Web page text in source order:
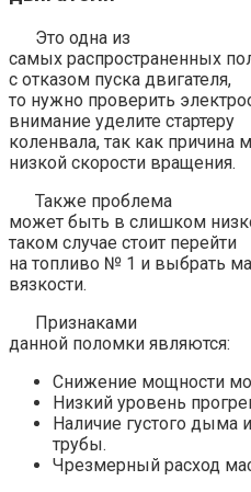
Это одна из
самых распространенных
с отказом пуска двигателя,
то нужно проверить
внимание уделите стартеру
коленвала, так как причина
низкой скорости вращения.
Также проблема
может быть в слишком
таком случае стоит перейти
на топливо № 1 и выбрать
вязкости.
Признаками
данной поломки являются:
Снижение мощности
Низкий уровень
Наличие густого дыма
трубы.
Чрезмерный расход